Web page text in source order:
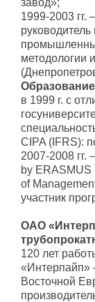
завод»;
1999-2003 гг.
методологии
в 1999 г. с
CIPA (IFRS):
2007-2008 гг.
by ERASMUS
of
участник
ОАО
120 лет
«Интерпайп»
Восточной